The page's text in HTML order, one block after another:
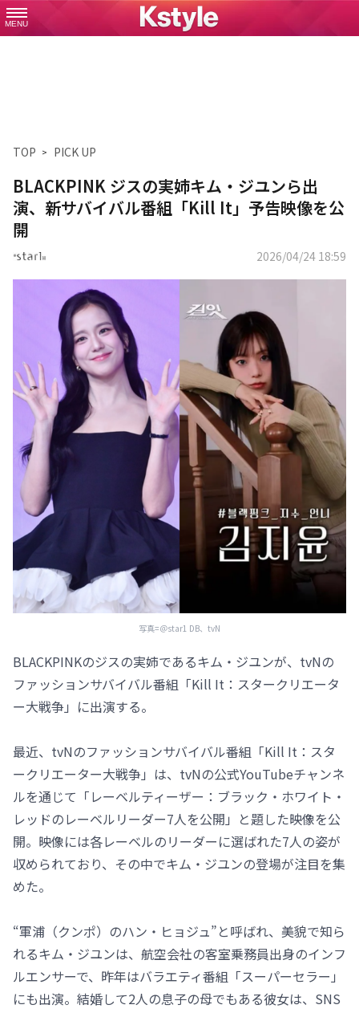
MENU
TOP PICK UP
BLACKPINK ジスの実姉キム・ジユンら出
演、新サバイバル番組「Kill It」予告映像を公
開
2026/04/24 18:59
写真=＠star1 DB、tvN
BLACKPINKのジスの実姉であるキム・ジユンが、tvNの
ファッションサバイバル番組「Kill It：スタークリエータ
ー大戦争」に出演する。
最近、tvNのファッションサバイバル番組「Kill It：スタ
ークリエーター大戦争」は、tvNの公式YouTubeチャンネ
ルを通じて「レーベルティーザー：ブラック・ホワイト・
レッドのレーベルリーダー7人を公開」と題した映像を公
開。映像には各レーベルのリーダーに選ばれた7人の姿が
収められており、その中でキム・ジユンの登場が注目を集
めた。
“軍浦（クンポ）のハン・ヒョジュ”と呼ばれ、美貌で知ら
れるキム・ジユンは、航空会社の客室乗務員出身のインフ
ルエンサーで、昨年はバラエティ番組「スーパーセラー」
にも出演。結婚して2人の息子の母でもある彼女は、SNS